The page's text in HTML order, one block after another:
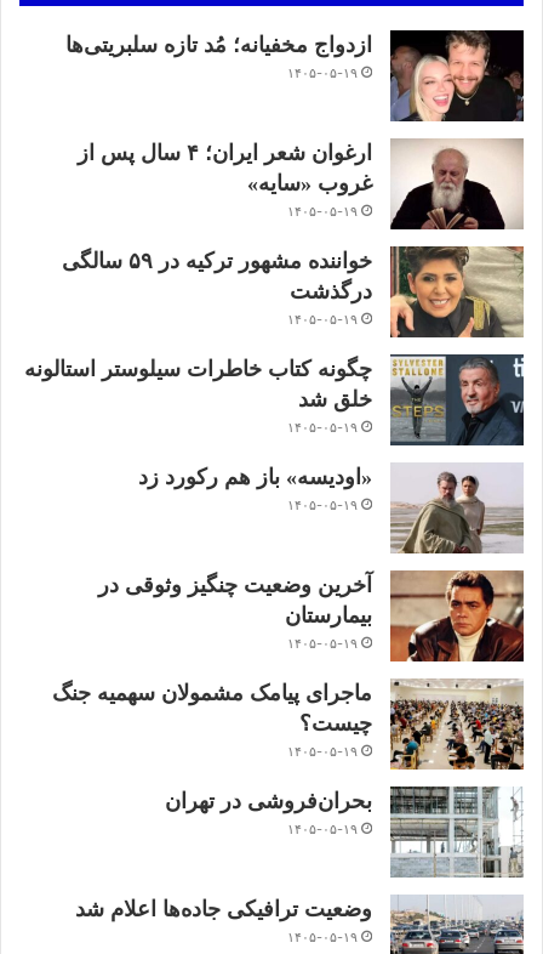
ازدواج مخفیانه؛ مُد تازه سلبریتی‌ها
۱۴۰۵-۰۵-۱۹
ارغوان شعر ایران؛ ۴ سال پس از
غروب «سایه»
۱۴۰۵-۰۵-۱۹
خواننده مشهور ترکیه در ۵۹ سالگی
درگذشت
۱۴۰۵-۰۵-۱۹
چگونه کتاب خاطرات سیلوستر استالونه
خلق شد
۱۴۰۵-۰۵-۱۹
«اودیسه» باز هم رکورد زد
۱۴۰۵-۰۵-۱۹
آخرین وضعیت چنگیز وثوقی در
بیمارستان
۱۴۰۵-۰۵-۱۹
ماجرای پیامک مشمولان سهمیه جنگ
چیست؟
۱۴۰۵-۰۵-۱۹
بحران‌فروشی در تهران
۱۴۰۵-۰۵-۱۹
وضعیت ترافیکی جاده‌ها اعلام شد
۱۴۰۵-۰۵-۱۹